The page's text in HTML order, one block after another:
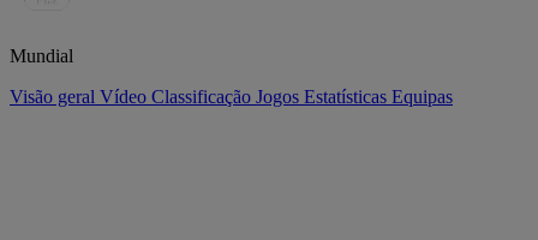
Mundial
Visão geral Vídeo Classificação Jogos Estatísticas Equipas